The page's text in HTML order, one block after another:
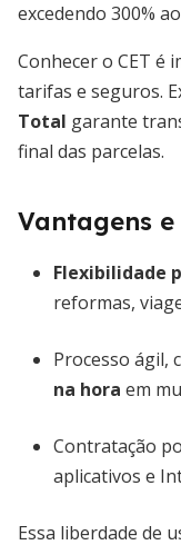
excedendo 300%
Conhecer o CET é
tarifas e seguros.
Total garante
final das parcelas.
Vantagens
Flexibilidade
reformas,
Processo ágil,
na hora em
Contratação
aplicativos e
Essa liberdade de